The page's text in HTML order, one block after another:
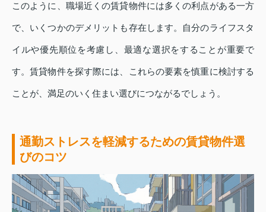
このように、職場近くの賃貸物件には多くの利点がある一方
で、いくつかのデメリットも存在します。自分のライフスタ
イルや優先順位を考慮し、最適な選択をすることが重要で
す。賃貸物件を探す際には、これらの要素を慎重に検討する
ことが、満足のいく住まい選びにつながるでしょう。
通勤ストレスを軽減するための賃貸物件選
びのコツ